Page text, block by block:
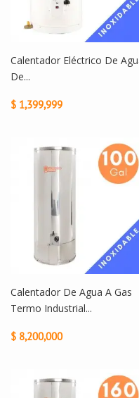
Calentador Eléctrico De
De...
$ 1,399,999
Calentador De Agua A Gas
Termo Industrial...
$ 8,200,000